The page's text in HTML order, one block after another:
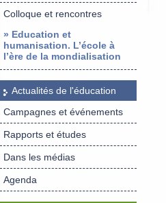
Colloque et rencontres
» Education et
humanisation. L’école à
l’ère de la mondialisation
Actualités de l'éducation
Campagnes et événements
Rapports et études
Dans les médias
Agenda